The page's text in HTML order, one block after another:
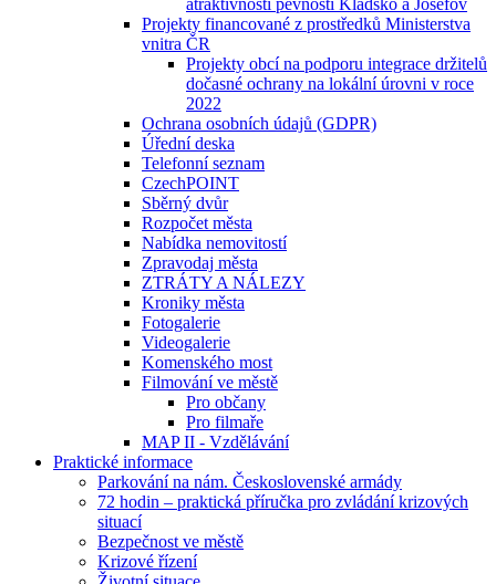
atraktivnosti pevnosti Kladsko a Josefov
Projekty financované z prostředků Ministerstva
vnitra ČR
Projekty obcí na podporu integrace držitelů
dočasné ochrany na lokální úrovni v roce
2022
Ochrana osobních údajů (GDPR)
Úřední deska
Telefonní seznam
CzechPOINT
Sběrný dvůr
Rozpočet města
Nabídka nemovitostí
Zpravodaj města
ZTRÁTY A NÁLEZY
Kroniky města
Fotogalerie
Videogalerie
Komenského most
Filmování ve městě
Pro občany
Pro filmaře
MAP II - Vzdělávání
Praktické informace
Parkování na nám. Československé armády
72 hodin – praktická příručka pro zvládání krizových
situací
Bezpečnost ve městě
Krizové řízení